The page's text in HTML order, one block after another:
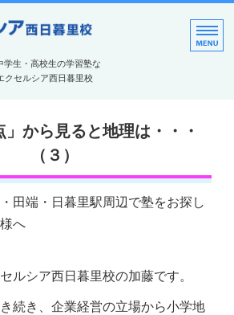
エクセルシア西日暮
学生・高校生の学習塾な
クセルシア西日暮里校
」から見ると地理は・・・
（３）
田端・日暮里駅周辺で塾をお探し
へ
ルシア西日暮里校の加藤です。
続き、企業経営の立場から小学地